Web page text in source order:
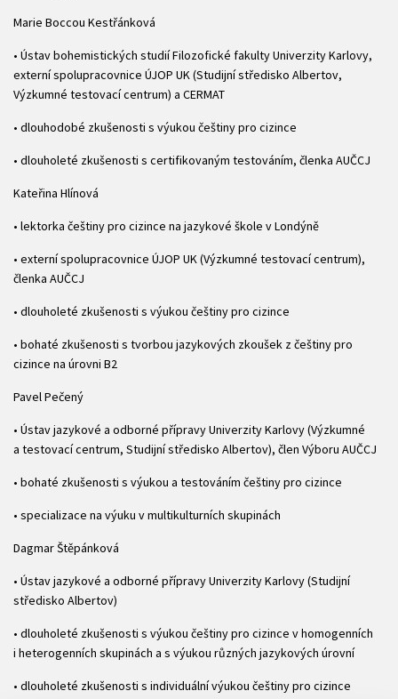
Marie Boccou Kestřánková
• Ústav bohemistických studií Filozofické fakulty Univerzity Karlovy,
externí spolupracovnice ÚJOP UK (Studijní středisko Albertov,
Výzkumné testovací centrum) a CERMAT
• dlouhodobé zkušenosti s výukou češtiny pro cizince
• dlouholeté zkušenosti s certifikovaným testováním, členka AUČCJ
Kateřina Hlínová
• lektorka češtiny pro cizince na jazykové škole v Londýně
• externí spolupracovnice ÚJOP UK (Výzkumné testovací centrum),
členka AUČCJ
• dlouholeté zkušenosti s výukou češtiny pro cizince
• bohaté zkušenosti s tvorbou jazykových zkoušek z češtiny pro
cizince na úrovni B2
Pavel Pečený
• Ústav jazykové a odborné přípravy Univerzity Karlovy (Výzkumné
a testovací centrum, Studijní středisko Albertov), člen Výboru AUČCJ
• bohaté zkušenosti s výukou a testováním češtiny pro cizince
• specializace na výuku v multikulturních skupinách
Dagmar Štěpánková
• Ústav jazykové a odborné přípravy Univerzity Karlovy (Studijní
středisko Albertov)
• dlouholeté zkušenosti s výukou češtiny pro cizince v homogenních
i heterogenních skupinách a s výukou různých jazykových úrovní
• dlouholeté zkušenosti s individuální výukou češtiny pro cizince